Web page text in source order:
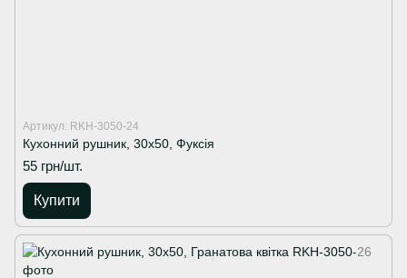
Артикул: RKH-3050-24
Кухонний рушник, 30х50, Фуксія
55 грн/шт.
Купити